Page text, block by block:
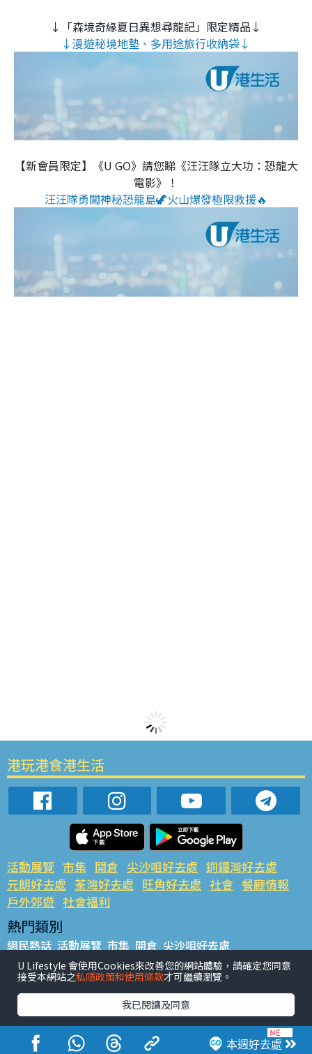
↓「森境奇緣夏日異想尋龍記」限定精品↓
↓漫遊秘境地墊、多用途旅行收納袋↓
【新會員限定】《U GO》請您睇《汪汪隊立大功：恐龍大
電影》！
汪汪隊勇闖神秘恐龍島🦖火山爆發極限救援🔥
本週好去處
港玩港食港生活
活動展覽 市集 開倉 尖沙咀好去處 銅鑼灣好去處
元朗好去處 荃灣好去處 旺角好去處 社會 餐廳情報
戶外郊遊 社會福利
熱門類別
網民熱話 活動展覽 市集 開倉 尖沙咀好去處
銅鑼灣好去處 元朗好去處 荃灣好去處 旺角好去處 社會
餐廳情報 戶外郊遊
熱門標籤
#UGO搵好去處 #人氣活動推介 #美食社群熱話
#親子玩樂好去處
#ULifestyle應用程式
#限時搶
U Lifestyle 會使用Cookies來改善您的網站體驗，請確定您同意
接受本網站之私隱政策和使用條款才可繼續瀏覽。
我已閱讀及同意